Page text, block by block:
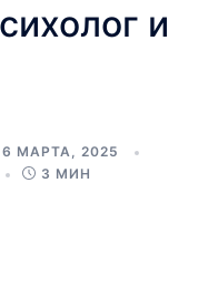
и
6 МАРТА, 2025
3 МИН